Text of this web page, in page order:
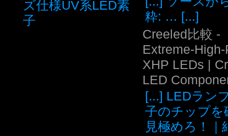
ズ仕様UV系LED素
子
粋: … [...]
Creeled比較 -
Extreme-
XHP LEDs |
LED
[...] LEDラン
子のチップを
見極めろ！｜